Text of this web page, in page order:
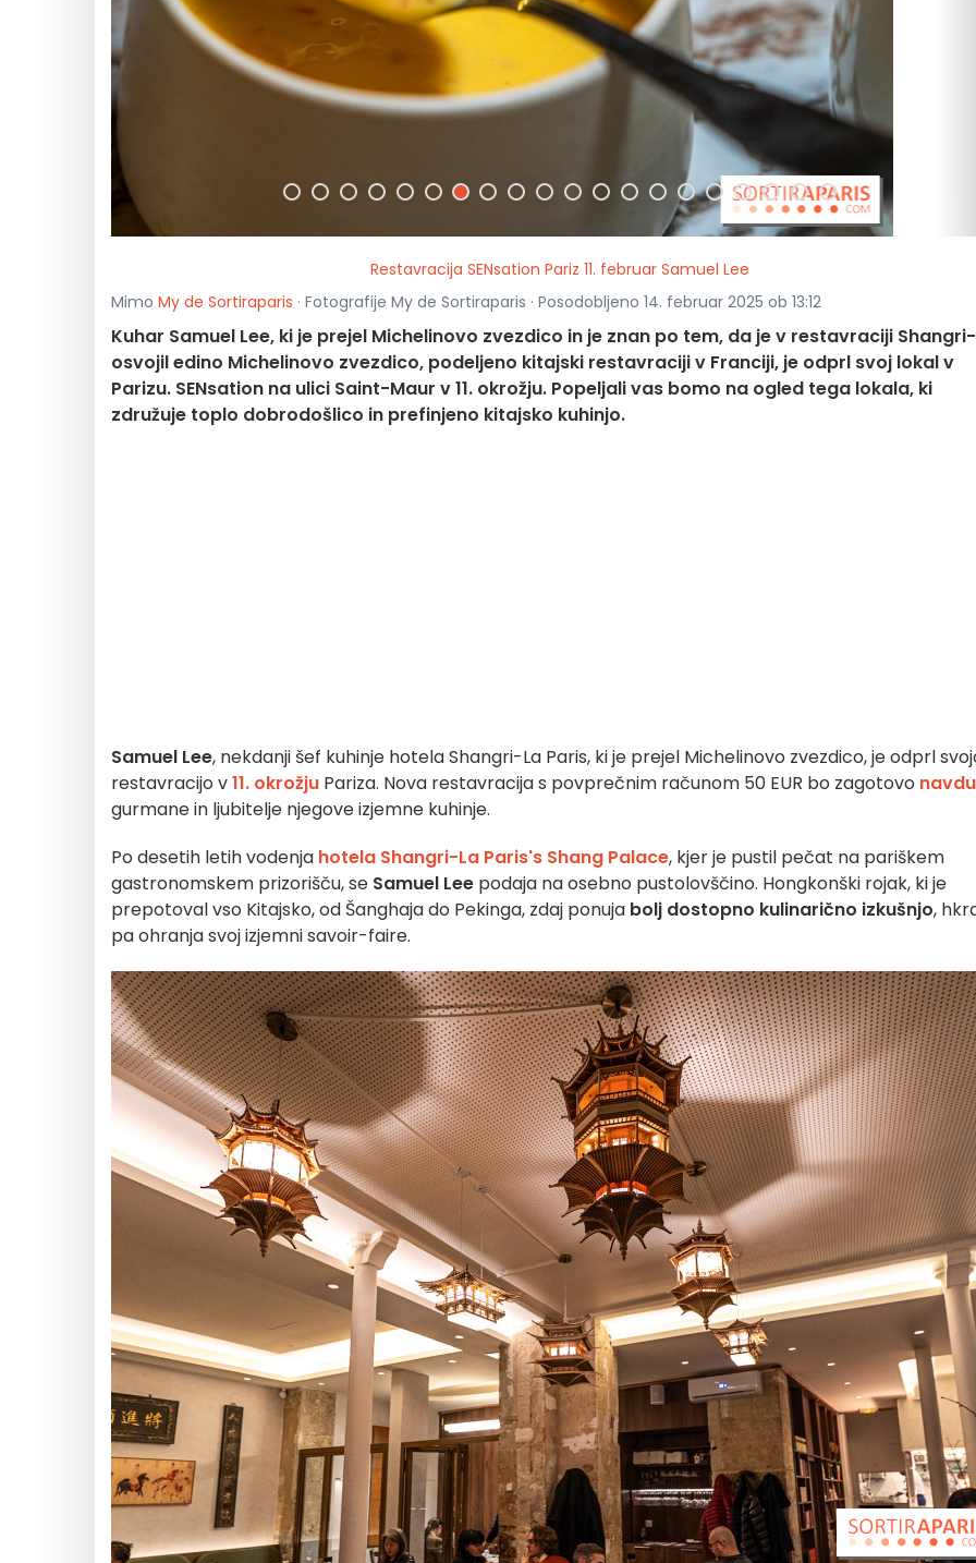
Restavracija SENsation Pariz 11. februar Samuel Lee
Mimo My de Sortiraparis · Fotografije My de Sortiraparis · Posodobljeno 14. februar 2025 ob 13:12
Kuhar Samuel Lee, ki je prejel Michelinovo zvezdico in je znan po tem, da je v restavraciji
osvojil edino Michelinovo zvezdico, podeljeno kitajski restavraciji v Franciji, je odprl svoj lokal v
Parizu. SENsation na ulici Saint-Maur v 11. okrožju. Popeljali vas bomo na ogled tega lokala, ki
združuje toplo dobrodošlico in prefinjeno kitajsko kuhinjo.
Samuel Lee, nekdanji šef kuhinje hotela Shangri-La Paris, ki je prejel Michelinovo zvezdico, je odprl
restavracijo v11. okrožju Pariza. Nova restavracija s povprečnim računom 50 EUR bo zagotovo
gurmane in ljubitelje njegove izjemne kuhinje.
Po desetih letih vodenja hotela Shangri-La Paris's Shang Palace, kjer je pustil pečat na pariškem
gastronomskem prizorišču, se Samuel Lee podaja na osebno pustolovščino. Hongkonški rojak, ki je
prepotoval vso Kitajsko, od Šanghaja do Pekinga, zdaj ponuja bolj dostopno kulinarično izkušnjo,
pa ohranja svoj izjemni savoir-faire.